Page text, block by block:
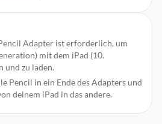
Adapter ist erforderlich, um
mit dem iPad (10.
und zu laden.
Pencil in ein Ende des Adapters und
deinem iPad in das andere.